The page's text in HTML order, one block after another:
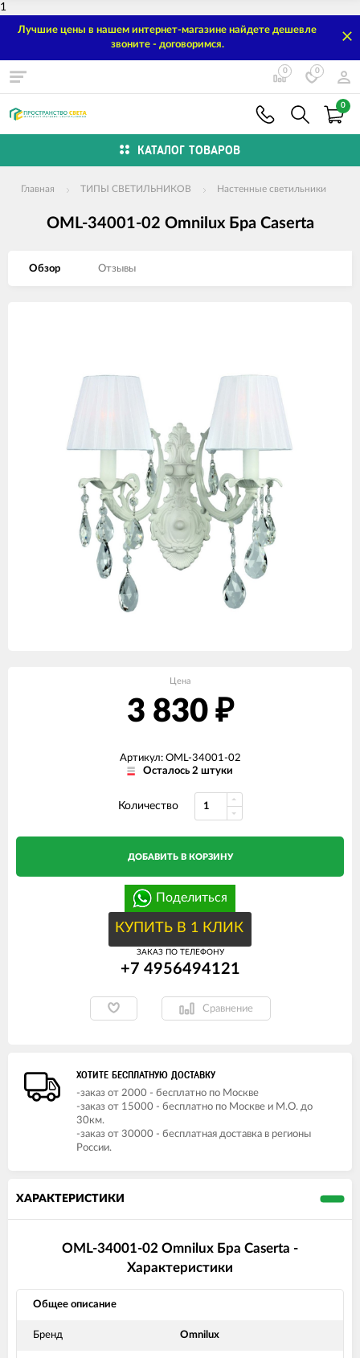
1
Лучшие цены в нашем интернет-магазине найдете дешевле
звоните - договоримся.
0 0
0
КАТАЛОГ ТОВАРОВ
Главная ТИПЫ СВЕТИЛЬНИКОВ Настенные светильники
OML-34001-02 Omnilux Бра Caserta
Обзор Отзывы
Цена
3 830 ₽
Артикул: OML-34001-02
Осталось 2 штуки
Количество
ДОБАВИТЬ В КОРЗИНУ
Поделиться
КУПИТЬ В 1 КЛИК
ЗАКАЗ ПО ТЕЛЕФОНУ
+7 4956494121
Сравнение
ХОТИТЕ БЕСПЛАТНУЮ ДОСТАВКУ
-заказ от 2000 - бесплатно по Москве
-заказ от 15000 - бесплатно по Москве и М.О. до
30км.
-заказ от 30000 - бесплатная доставка в регионы
России.
ХАРАКТЕРИСТИКИ
OML-34001-02 Omnilux Бра Caserta -
Характеристики
Общее описание
Бренд Omnilux